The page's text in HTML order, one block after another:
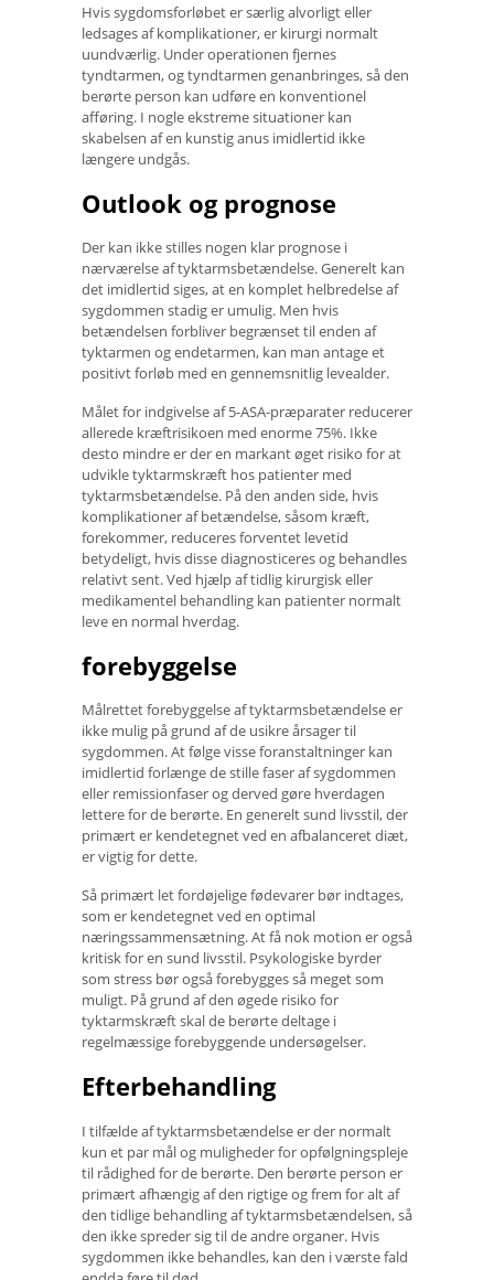
Hvis sygdomsforløbet er særlig alvorligt eller
ledsages af komplikationer, er kirurgi normalt
uundværlig. Under operationen fjernes
tyndtarmen, og tyndtarmen genanbringes, så den
berørte person kan udføre en konventionel
afføring. I nogle ekstreme situationer kan
skabelsen af ​​en kunstig anus imidlertid ikke
længere undgås.
Outlook og prognose
Der kan ikke stilles nogen klar prognose i
nærværelse af tyktarmsbetændelse. Generelt kan
det imidlertid siges, at en komplet helbredelse af
sygdommen stadig er umulig. Men hvis
betændelsen forbliver begrænset til enden af ​​
tyktarmen og endetarmen, kan man antage et
positivt forløb med en gennemsnitlig levealder.
Målet for indgivelse af 5-ASA-præparater reducerer
allerede kræftrisikoen med enorme 75%. Ikke
desto mindre er der en markant øget risiko for at
udvikle tyktarmskræft hos patienter med
tyktarmsbetændelse. På den anden side, hvis
komplikationer af betændelse, såsom kræft,
forekommer, reduceres forventet levetid
betydeligt, hvis disse diagnosticeres og behandles
relativt sent. Ved hjælp af tidlig kirurgisk eller
medikamentel behandling kan patienter normalt
leve en normal hverdag.
forebyggelse
Målrettet forebyggelse af tyktarmsbetændelse er
ikke mulig på grund af de usikre årsager til
sygdommen. At følge visse foranstaltninger kan
imidlertid forlænge de stille faser af sygdommen
eller remissionfaser og derved gøre hverdagen
lettere for de berørte. En generelt sund livsstil, der
primært er kendetegnet ved en afbalanceret diæt,
er vigtig for dette.
Så primært let fordøjelige fødevarer bør indtages,
som er kendetegnet ved en optimal
næringssammensætning. At få nok motion er også
kritisk for en sund livsstil. Psykologiske byrder
som stress bør også forebygges så meget som
muligt. På grund af den øgede risiko for
tyktarmskræft skal de berørte deltage i
regelmæssige forebyggende undersøgelser.
Efterbehandling
I tilfælde af tyktarmsbetændelse er der normalt
kun et par mål og muligheder for opfølgningspleje
til rådighed for de berørte. Den berørte person er
primært afhængig af den rigtige og frem for alt af
den tidlige behandling af tyktarmsbetændelsen, så
den ikke spreder sig til de andre organer. Hvis
sygdommen ikke behandles, kan den i værste fald